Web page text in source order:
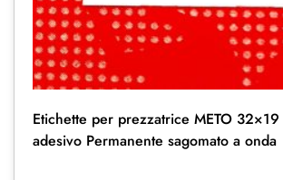
Etichette per prezzatrice METO
adesivo Permanente sagomato a onda